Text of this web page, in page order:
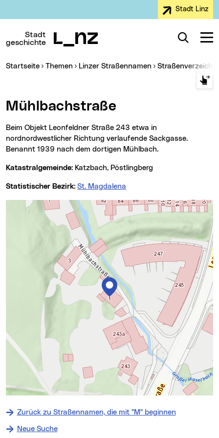
Stadt Linz
Stadt
geschichte
Suche
Sie sind hier:
Startseite Themen Linzer Straßennamen
Mühlbachstraße
Beim Objekt Leonfeldner Straße 243 etwa in
nordnordwestlicher Richtung verlaufende Sackgasse.
Benannt 1939 nach dem dortigen Mühlbach.
Katastralgemeinde: Katzbach, Pöstlingberg
Statistischer Bezirk: St. Magdalena
Karte überspringen
⇧ Zurück zu Straßennamen, die mit "M" beginnen
Neue Suche